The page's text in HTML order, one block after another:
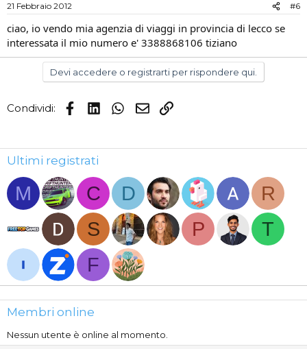
21 Febbraio 2012 #6
ciao, io vendo mia agenzia di viaggi in provincia di lecco se
interessata il mio numero e' 3388868106 tiziano
Devi accedere o registrarti per rispondere qui.
Condividi: Facebook
LinkedInWhatsApp
EmailLink
Ultimi registrati
M C D
R
S
P
T
F
Membri online
Nessun utente è online al momento.